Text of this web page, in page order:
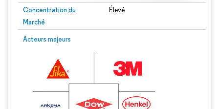
Concentration du
Marché
Élevé
Acteurs majeurs
Image © Mordor Intelligence. La réutilisation nécessite une attribution sous CC